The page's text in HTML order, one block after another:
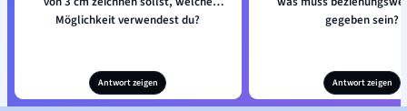
Möglichkeit verwendest du?
Antwort zeigen
gegeben sein?
Antwort zeigen